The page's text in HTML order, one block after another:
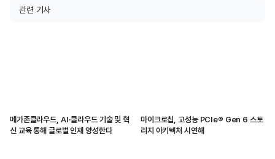
관련 기사
메가존클라우드, AI·클라우드 기술 및 혁
신 교육 통해 글로벌 인재 양성한다
마이크로칩, 고성능 PCIe® Gen 6 스토
리지 아키텍처 시연해